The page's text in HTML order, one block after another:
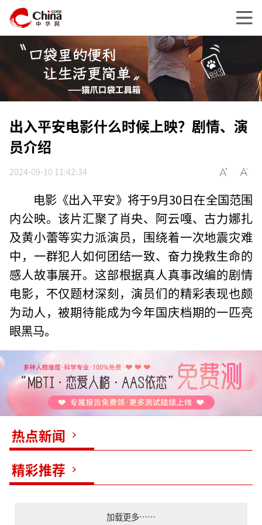
出入平安电影什么时候上映？剧情、演
员介绍
2024-09-10 11:42:34
电影《出入平安》将于9月30日在全国范围
内公映。该片汇聚了肖央、阿云嘎、古力娜扎
及黄小蕾等实力派演员，围绕着一次地震灾难
中，一群犯人如何团结一致、奋力挽救生命的
感人故事展开。这部根据真人真事改编的剧情
电影，不仅题材深刻，演员们的精彩表现也颇
为动人，被期待能成为今年国庆档期的一匹亮
眼黑马。
热点新闻
精彩推荐
加载更多……